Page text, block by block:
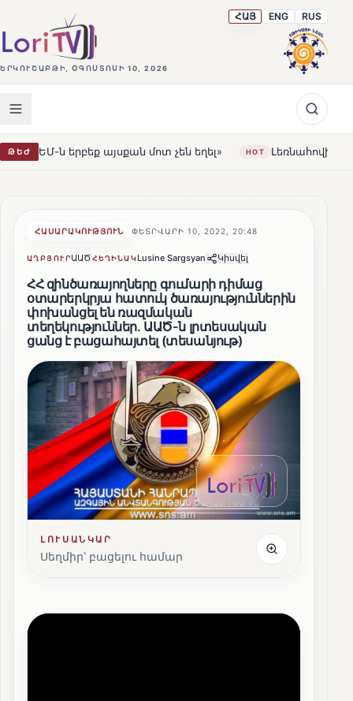
ԵՐԿՈՒՇԱԲԹԻ, ՕԳՈՍՏՈՍԻ 10, 2026
ՀԱՅ ENG RUS
ԹԵԺ
մոտ չեն եղել» HOT Լեռնահովիտի Սուրբ Ստեփանոս
ՀԱՍԱՐԱԿՈՒԹՅՈՒՆ ՓԵՏՐՎԱՐԻ 10, 2022, 20:48
ԱՂԲՅՈՒՐԱԱԾՀԵՂԻՆԱԿLusine Sargsyan Կիսվել
ՀՀ զինծառայողները գումարի դիմաց
օտարերկրյա հատուկ ծառայություններին
փոխանցել են ռազմական
տեղեկություններ․ ԱԱԾ-ն լրտեսական
ցանց է բացահայտել (տեսանյութ)
ԼՈՒՍԱՆԿԱՐ
Սեղմիր՝ բացելու համար